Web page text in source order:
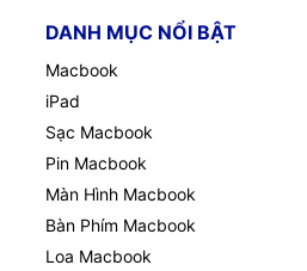
DANH MỤC NỔI BẬT
Macbook
iPad
Sạc Macbook
Pin Macbook
Màn Hình Macbook
Bàn Phím Macbook
Loa Macbook